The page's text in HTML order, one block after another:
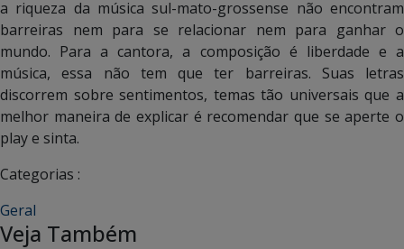
a riqueza da música sul-mato-grossense não encontram
barreiras nem para se relacionar nem para ganhar o
mundo. Para a cantora, a composição é liberdade e a
música, essa não tem que ter barreiras. Suas letras
discorrem sobre sentimentos, temas tão universais que a
melhor maneira de explicar é recomendar que se aperte o
play e sinta.
Categorias :
Geral
Veja Também